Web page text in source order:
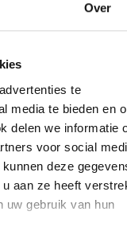
Over
te
media te bieden en
delen we informatie
voor social
deze
aan ze heeft
uw gebruik van hun